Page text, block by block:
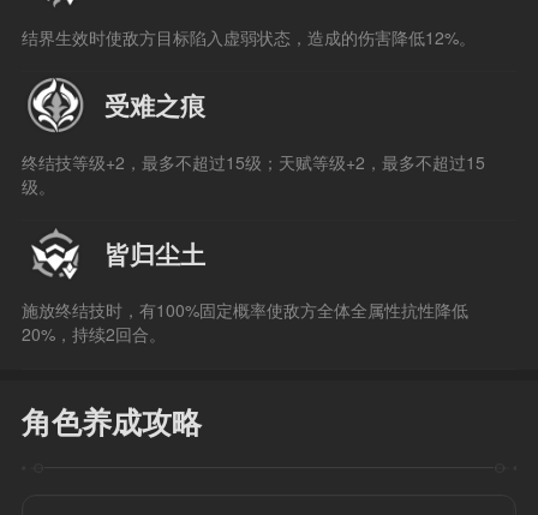
结界生效时使敌方目标陷入虚弱状态，造成的伤害降低12%。
受难之痕
终结技等级+2，最多不超过15级；天赋等级+2，最多不超过15
级。
皆归尘土
施放终结技时，有100%固定概率使敌方全体全属性抗性降低
20%，持续2回合。
角色养成攻略